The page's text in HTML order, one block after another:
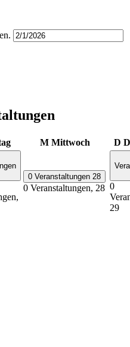
MMittwoch D
0 Veranstaltungen 28
0 Veranstaltungen, 28 0
29